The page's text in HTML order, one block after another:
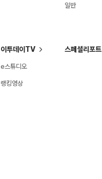
일반
이투데이TV
e스튜디오
랭킹영상
스페셜리포트